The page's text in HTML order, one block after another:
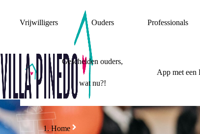
Vrijwilligers Ouders Professionals
Gescheiden ouders,
wat nu?!
App met een
Home